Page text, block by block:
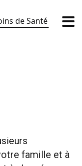
de Santé
famille et à